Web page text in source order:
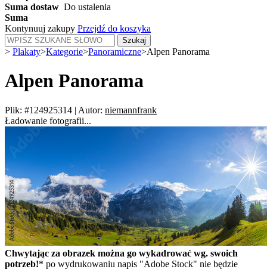
Suma dostaw Do ustalenia
Suma
Kontynuuj zakupy Przejdź do koszyka
Szukaj
> Plakaty>Kategorie>Panoramiczne>Alpen Panorama
Alpen Panorama
Plik: #124925314 | Autor: niemannfrank
Ładowanie fotografii...
Chwytając za obrazek można go wykadrować wg. swoich
potrzeb!* po wydrukowaniu napis "Adobe Stock" nie będzie